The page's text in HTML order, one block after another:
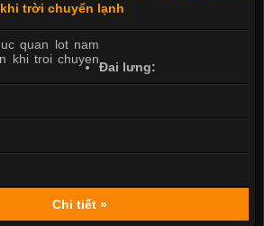
khi trời chuyển lạnh
Đai lưng:
Chi tiết »